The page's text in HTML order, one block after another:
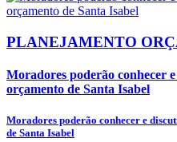
PLANEJAMENTO
Moradores poderão conhecer
orçamento de Santa Isabel
Moradores poderão conhecer e
de Santa Isabel